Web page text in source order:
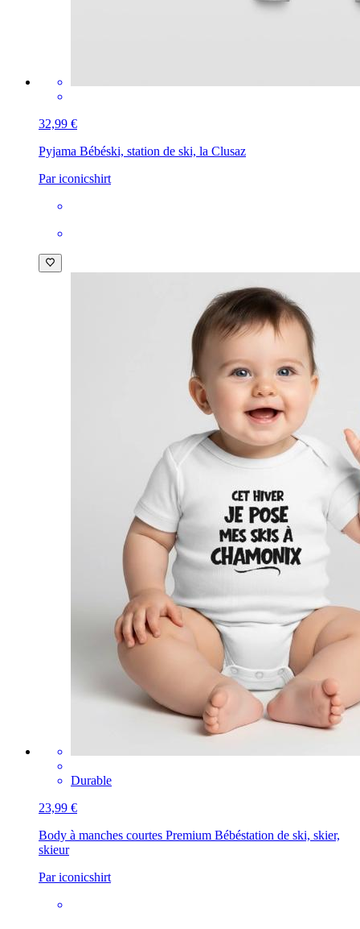
32,99 €
Pyjama Bébéski, station de ski, la Clusaz
Par iconicshirt
Durable
23,99 €
Body à manches courtes Premium Bébéstation de ski, skier,
skieur
Par iconicshirt